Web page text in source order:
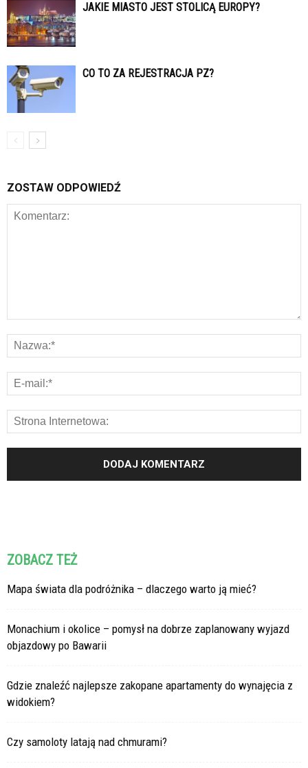
JAKIE MIASTO JEST STOLICĄ EUROPY?
CO TO ZA REJESTRACJA PZ?
ZOSTAW ODPOWIEDŹ
ZOBACZ TEŻ
Mapa świata dla podróżnika – dlaczego warto ją mieć?
Monachium i okolice – pomysł na dobrze zaplanowany wyjazd
objazdowy po Bawarii
Gdzie znaleźć najlepsze zakopane apartamenty do wynajęcia z
widokiem?
Czy samoloty latają nad chmurami?